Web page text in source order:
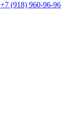
+7 (918) 960-96-96